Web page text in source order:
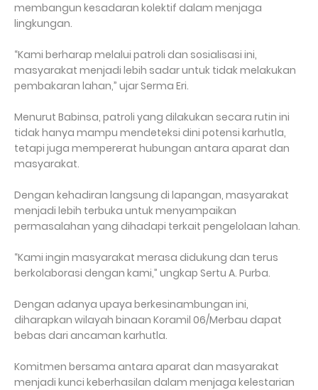
membangun kesadaran kolektif dalam menjaga
lingkungan.
“Kami berharap melalui patroli dan sosialisasi ini,
masyarakat menjadi lebih sadar untuk tidak melakukan
pembakaran lahan,” ujar Serma Eri.
Menurut Babinsa, patroli yang dilakukan secara rutin ini
tidak hanya mampu mendeteksi dini potensi karhutla,
tetapi juga mempererat hubungan antara aparat dan
masyarakat.
Dengan kehadiran langsung di lapangan, masyarakat
menjadi lebih terbuka untuk menyampaikan
permasalahan yang dihadapi terkait pengelolaan lahan.
“Kami ingin masyarakat merasa didukung dan terus
berkolaborasi dengan kami,” ungkap Sertu A. Purba.
Dengan adanya upaya berkesinambungan ini,
diharapkan wilayah binaan Koramil 06/Merbau dapat
bebas dari ancaman karhutla.
Komitmen bersama antara aparat dan masyarakat
menjadi kunci keberhasilan dalam menjaga kelestarian